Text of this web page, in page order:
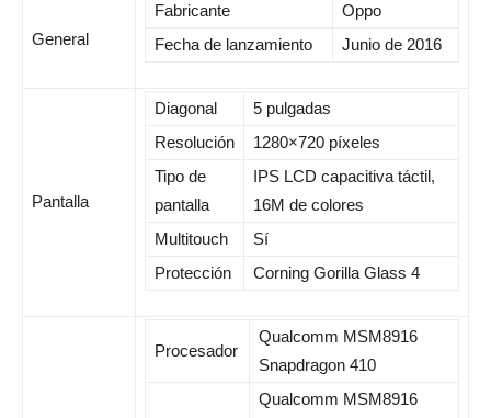
General
Fabricante
Oppo
Fecha de lanzamiento
Junio de 2016
Pantalla
Diagonal
5 pulgadas
Resolución
1280×720 píxeles
Tipo de
pantalla
IPS LCD capacitiva táctil,
16M de colores
Multitouch
Sí
Protección
Corning Gorilla Glass 4
Procesador
Qualcomm MSM8916
Snapdragon 410
Qualcomm MSM8916